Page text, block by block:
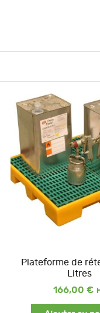
Plateforme de
Litres
166,00 €